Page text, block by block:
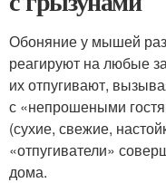
Обоняние у мышей
реагируют на любые
их отпугивают,
с «непрошеными
(сухие, свежие,
«отпугиватели»
дома.